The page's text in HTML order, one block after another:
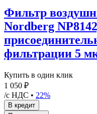
Фильтр
Nordberg
фильтрации 5
Купить в один клик
1 050 ₽
/с НДС • 22%